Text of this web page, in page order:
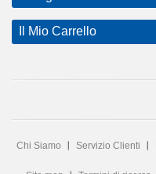
Il Mio Carrello
Chi Siamo Servizio Clienti